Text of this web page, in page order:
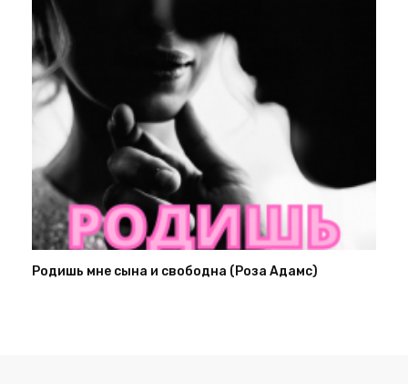
Родишь мне сына и свободна (Роза Адамс)